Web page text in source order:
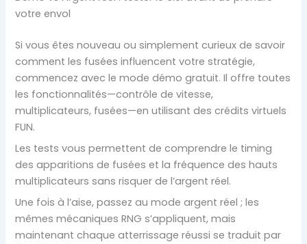
votre envol
Si vous êtes nouveau ou simplement curieux de savoir
comment les fusées influencent votre stratégie,
commencez avec le mode démo gratuit. Il offre toutes
les fonctionnalités—contrôle de vitesse,
multiplicateurs, fusées—en utilisant des crédits virtuels
FUN.
Les tests vous permettent de comprendre le timing
des apparitions de fusées et la fréquence des hauts
multiplicateurs sans risquer de l’argent réel.
Une fois à l’aise, passez au mode argent réel ; les
mêmes mécaniques RNG s’appliquent, mais
maintenant chaque atterrissage réussi se traduit par